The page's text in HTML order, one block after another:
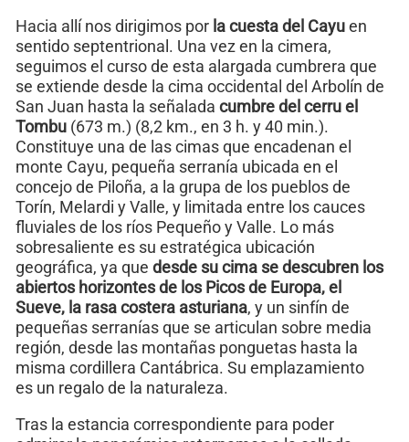
Hacia allí nos dirigimos por la cuesta del Cayuen
sentido septentrional. Una vez en la cimera,
seguimos el curso de esta alargada cumbrera que
se extiende desde la cima occidental del Arbolín de
San Juan hasta la señalada cumbre del cerru el
Tombu (673 m.) (8,2 km., en 3 h. y 40 min.).
Constituye una de las cimas que encadenan el
monte Cayu, pequeña serranía ubicada en el
concejo de Piloña, a la grupa de los pueblos de
Torín, Melardi y Valle, y limitada entre los cauces
fluviales de los ríos Pequeño y Valle. Lo más
sobresaliente es su estratégica ubicación
geográfica, ya que desde su cima se descubren los
abiertos horizontes de los Picos de Europa, el
Sueve, la rasa costera asturiana, y un sinfín de
pequeñas serranías que se articulan sobre media
región, desde las montañas ponguetas hasta la
misma cordillera Cantábrica. Su emplazamiento
es un regalo de la naturaleza.
Tras la estancia correspondiente para poder